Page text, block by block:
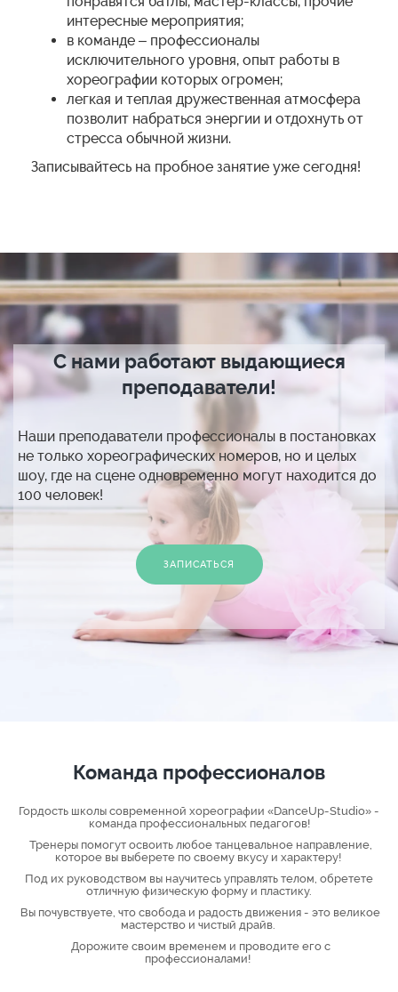
интересные мероприятия;
в команде – профессионалы
исключительного уровня, опыт работы в
хореографии которых огромен;
легкая и теплая дружественная атмосфера
позволит набраться энергии и отдохнуть от
стресса обычной жизни.
Записывайтесь на пробное занятие уже сегодня!
С нами работают выдающиеся
преподаватели!
Наши преподаватели профессионалы в постановках
не только хореографических номеров, но и целых
шоу, где на сцене одновременно могут находится до
100 человек!
ЗАПИСАТЬСЯ
Команда профессионалов
Гордость школы современной хореографии «DanceUp-Studio» -
команда профессиональных педагогов!
Тренеры помогут освоить любое танцевальное направление,
которое вы выберете по своему вкусу и характеру!
Под их руководством вы научитесь управлять телом, обретете
отличную физическую форму и пластику.
Вы почувствуете, что свобода и радость движения - это великое
мастерство и чистый драйв.
Дорожите своим временем и проводите его с
профессионалами!